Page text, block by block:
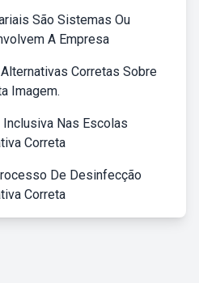
São Sistemas Ou
A Empresa
Corretas Sobre
Imagem.
Inclusiva Nas Escolas
Correta
De Desinfecção
Correta